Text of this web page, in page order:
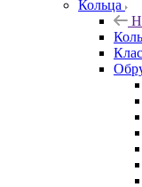
Кольца